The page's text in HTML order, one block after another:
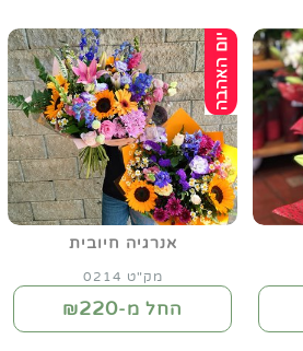
אנרגיה חיובית
מק"ט 0214
החל מ-₪220